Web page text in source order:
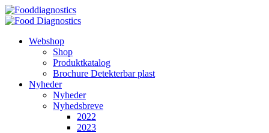
Videre
til
Webshop
Shop
Produktkatalog
Brochure Detekterbar plast
Nyheder
Nyheder
Nyhedsbreve
2022
2023